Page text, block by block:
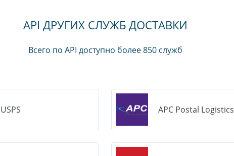
API ДРУГИХ СЛУЖБ ДОСТАВКИ
Всего по API доступно более 850 служб
USPS APC Postal Logistics